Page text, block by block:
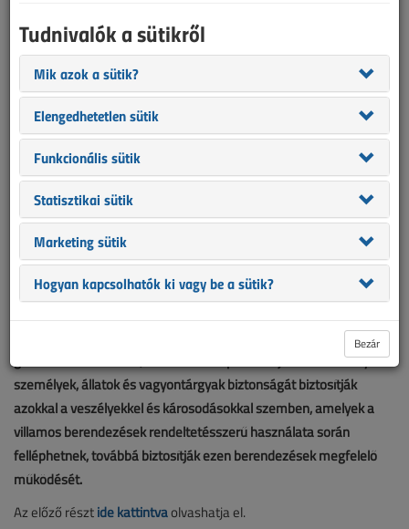
2023/3. lapszám| Rátai Attila
gerincének tekinthető, amit a többi lap tesz teljessé. A szabályok a
személyek, állatok és vagyontárgyak biztonságát biztosítják
azokkal a veszélyekkel és károsodásokkal szemben, amelyek a
villamos berendezések rendeltetésszerű használata során
felléphetnek, továbbá biztosítják ezen berendezések megfelelő
működését.
Az előző résztide kattintvaolvashatja el.
Tudnivalók a sütikről
Mik azok a sütik?
Elengedhetetlen sütik
Funkcionális sütik
Statisztikai sütik
Marketing sütik
Hogyan kapcsolhatók ki vagy be a sütik?
Bezár